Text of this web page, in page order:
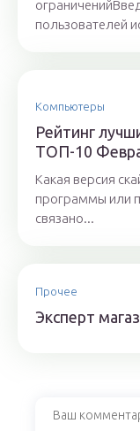
пользователей
Компьютеры
Рейтинг
ТОП-10
Какая версия
программы или
связано...
Прочее
Эксперт